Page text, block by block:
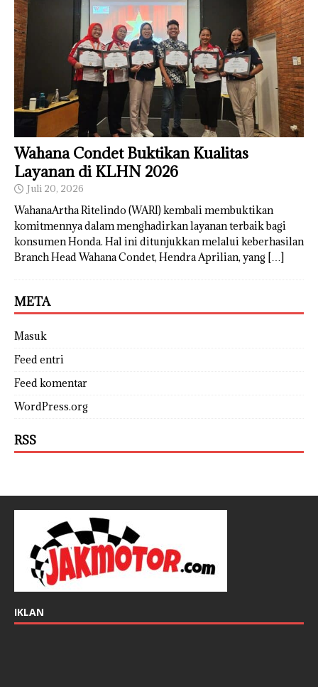
Wahana Condet Buktikan Kualitas
Layanan di KLHN 2026
Juli 20, 2026
WahanaArtha Ritelindo (WARI) kembali membuktikan
komitmennya dalam menghadirkan layanan terbaik bagi
konsumen Honda. Hal ini ditunjukkan melalui keberhasilan
Branch Head Wahana Condet, Hendra Aprilian, yang […]
META
Masuk
Feed entri
Feed komentar
WordPress.org
RSS
IKLAN